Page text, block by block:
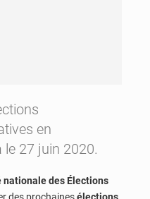
en
27 juin 2020.
nationale des Élections